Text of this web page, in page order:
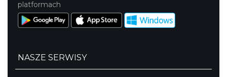
platformach
NASZE SERWISY